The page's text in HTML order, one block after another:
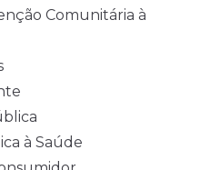
Comunitária à
à Saúde